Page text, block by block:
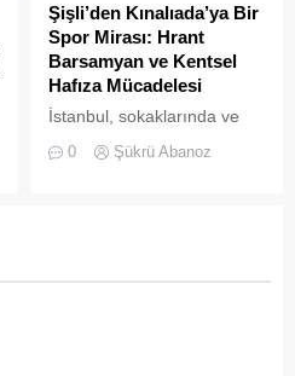
Şişli’den Kınalıada’ya Bir
Spor Mirası: Hrant
Barsamyan ve Kentsel
Hafıza Mücadelesi
İstanbul, sokaklarında ve
yüzyıllardır biriktirdiği çok
0 Şükrü Abanoz